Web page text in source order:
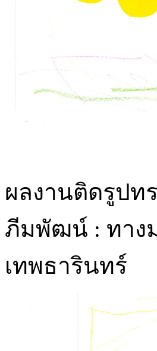
ผลงานติดรูปท
ภีมพัฒน์ : ทาง
เทพธารินทร์